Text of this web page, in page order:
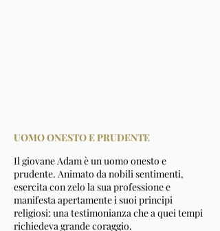
UOMO ONESTO E PRUDENTE
Il giovane Adam è un uomo onesto e
prudente. Animato da nobili sentimenti,
esercita con zelo la sua professione e
manifesta apertamente i suoi principi
religiosi: una testimonianza che a quei tempi
richiedeva grande coraggio.